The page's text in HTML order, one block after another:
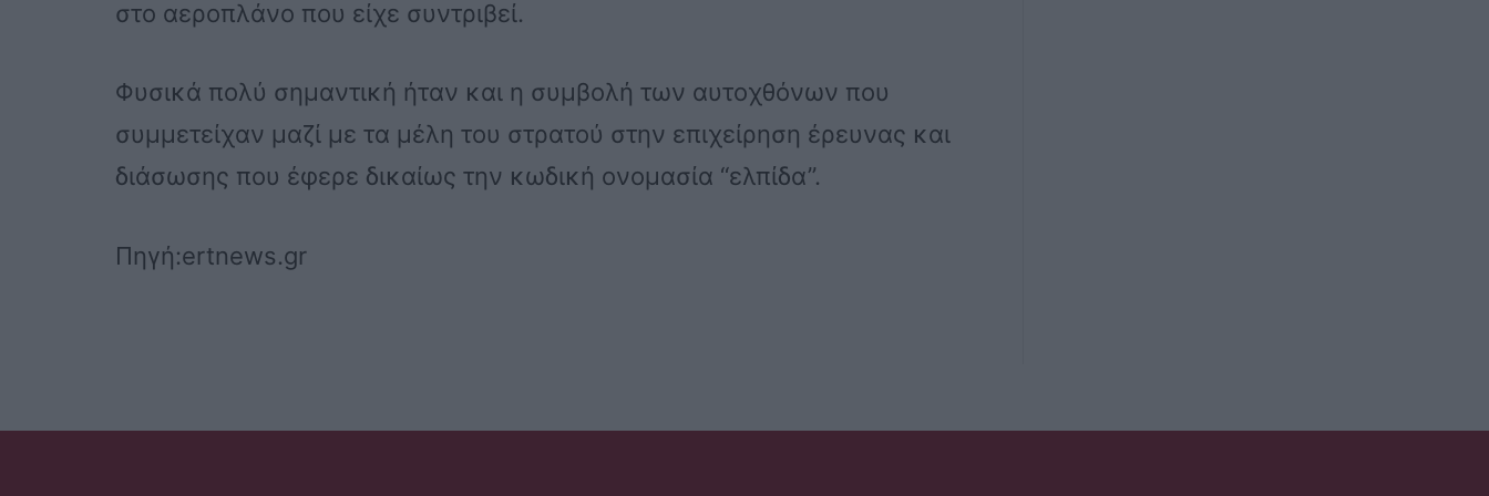
στο αεροπλάνο που είχε συντριβεί.
Φυσικά πολύ σημαντική ήταν και η συμβολή των αυτοχθόνων που
συμμετείχαν μαζί με τα μέλη του στρατού στην επιχείρηση έρευνας και
διάσωσης που έφερε δικαίως την κωδική ονομασία “ελπίδα”.
Πηγή:ertnews.gr